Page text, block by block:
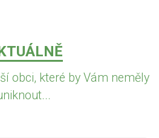
obci, které by Vám neměly